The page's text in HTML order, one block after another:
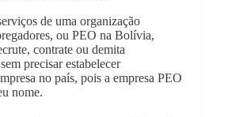
de uma organização
ou PEO na Bolívia,
contrate ou demita
precisar estabelecer
no país, pois a empresa PEO
nome.